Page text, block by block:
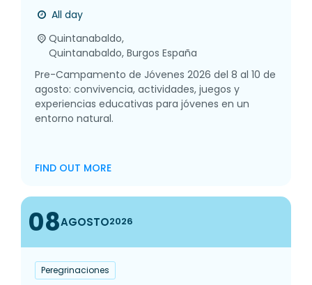
All day
Quintanabaldo,
Quintanabaldo, Burgos España
Pre-Campamento de Jóvenes 2026 del 8 al 10 de
agosto: convivencia, actividades, juegos y
experiencias educativas para jóvenes en un
entorno natural.
FIND OUT MORE
08AGOSTO2026
Peregrinaciones